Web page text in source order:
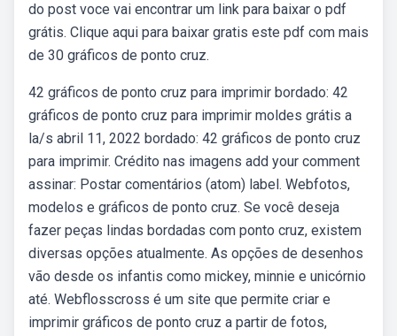
do post voce vai encontrar um link para baixar o pdf
grátis. Clique aqui para baixar gratis este pdf com mais
de 30 gráficos de ponto cruz.
42 gráficos de ponto cruz para imprimir bordado: 42
gráficos de ponto cruz para imprimir moldes grátis a
la/s abril 11, 2022 bordado: 42 gráficos de ponto cruz
para imprimir. Crédito nas imagens add your comment
assinar: Postar comentários (atom) label. Webfotos,
modelos e gráficos de ponto cruz. Se você deseja
fazer peças lindas bordadas com ponto cruz, existem
diversas opções atualmente. As opções de desenhos
vão desde os infantis como mickey, minnie e unicórnio
até. Webflosscross é um site que permite criar e
imprimir gráficos de ponto cruz a partir de fotos,